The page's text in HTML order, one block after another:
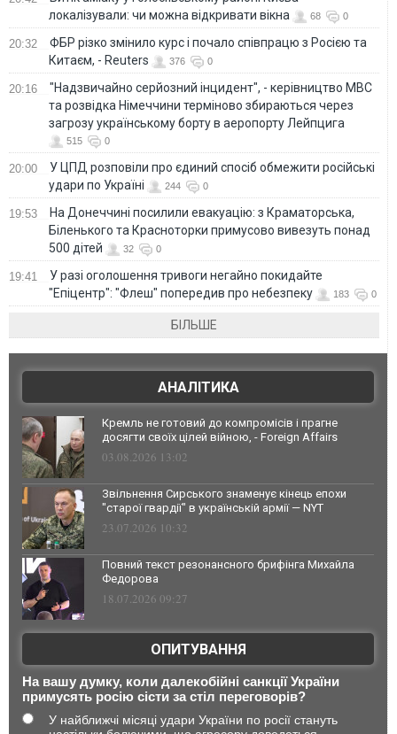
локалізували: чи можна відкривати вікна
68 0
20:32
ФБР різко змінило курс і почало співпрацю з Росією та
Китаєм, - Reuters
376 0
20:16
"Надзвичайно серйозний інцидент", - керівництво МВС
та розвідка Німеччини терміново збираються через
загрозу українському борту в аеропорту Лейпцига
515 0
20:00
У ЦПД розповіли про єдиний спосіб обмежити російські
удари по Україні
244 0
19:53
На Донеччині посилили евакуацію: з Краматорська,
Біленького та Красноторки примусово вивезуть понад
500 дітей
32 0
19:41
У разі оголошення тривоги негайно покидайте
"Епіцентр": "Флеш" попередив про небезпеку
183 0
БІЛЬШЕ
АНАЛІТИКА
Кремль не готовий до компромісів і прагне
досягти своїх цілей війною, - Foreign Affairs
03.08.2026 13:02
Звільнення Сирського знаменує кінець епохи
"старої гвардії" в українській армії — NYT
23.07.2026 10:32
Повний текст резонансного брифінга Михайла
Федорова
18.07.2026 09:27
ОПИТУВАННЯ
На вашу думку, коли далекобійні санкції України
примусять росію сісти за стіл переговорів?
У найближчі місяці удари України по росії стануть